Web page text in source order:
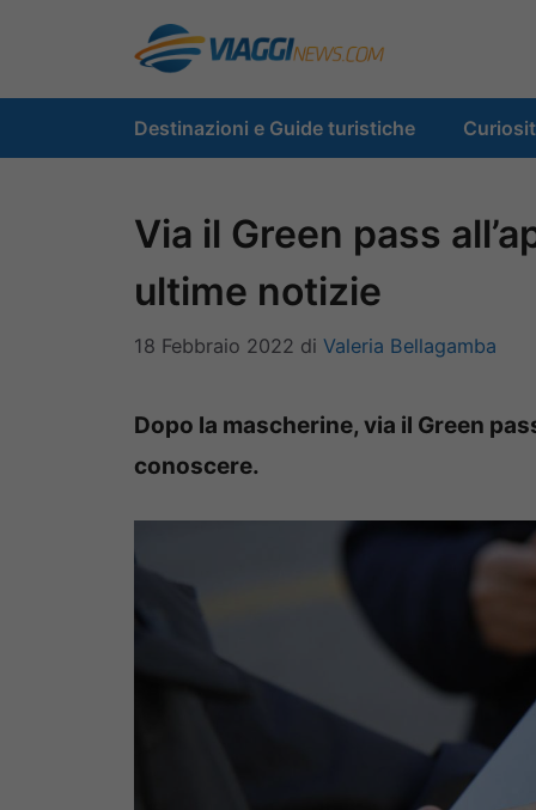
contenuto
Destinazioni e Guide turistiche
Via il Green pass
ultime notizie
18 Febbraio 2022 di Valeria Bellagamba
Dopo la mascherine, via il Green
conoscere.